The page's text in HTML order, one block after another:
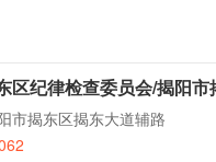
区纪律检查委员会/揭阳
市揭东区揭东大道辅路